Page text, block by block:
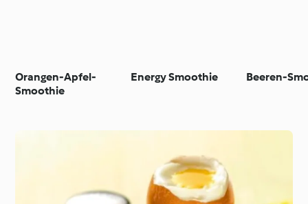
Orangen-Apfel-
Smoothie
Energy Smoothie Beeren-